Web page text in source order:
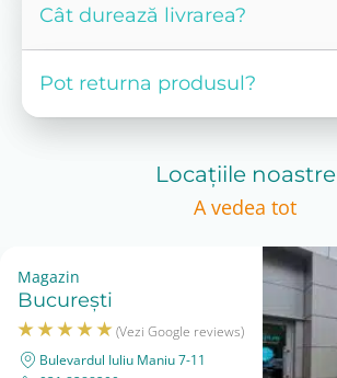
Cât durează livrarea?
Pot returna produsul?
Locațiile noastre
A vedea tot
Magazin
București
(Vezi Google reviews)
Bulevardul Iuliu Maniu 7-11